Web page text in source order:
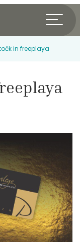
in freeplaya